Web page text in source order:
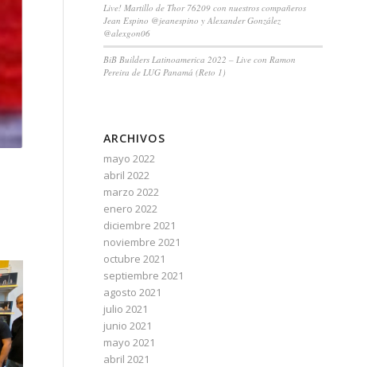
Live! Martillo de Thor 76209 con nuestros compañeros
Jean Espino @jeanespino y Alexander González
@alexgon06
BiB Builders Latinoamerica 2022 – Live con Ramon
Pereira de LUG Panamá (Reto 1)
ARCHIVOS
mayo 2022
abril 2022
marzo 2022
enero 2022
diciembre 2021
noviembre 2021
octubre 2021
septiembre 2021
agosto 2021
julio 2021
junio 2021
mayo 2021
abril 2021